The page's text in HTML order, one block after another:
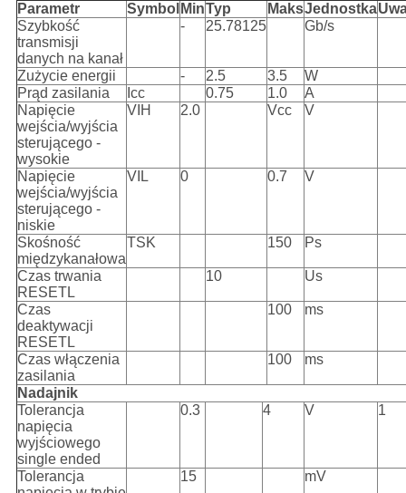
Parametr
Symbol MinTyp MaksJednostka
Szybkość
transmisji
danych na kanał
- 25.78125 Gb/s
Zużycie energii - 2.5 3.5
W
Prąd zasilania
Icc 0.75 1.0
A
Napięcie
wejścia/wyjścia
sterującego -
wysokie
VIH 2.0 Vcc V
Napięcie
wejścia/wyjścia
sterującego -
niskie
VIL 0 0.7 V
Skośność
międzykanałowa
TSK 150 Ps
Czas trwania
RESETL
10 Us
Czas
deaktywacji
RESETL
100 ms
Czas włączenia
zasilania
100 ms
Nadajnik
Tolerancja
napięcia
wyjściowego
single ended
0.3 4 V 1
Tolerancja
15 mV